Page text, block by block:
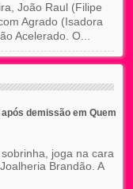
João Raul (Filipe
Agrado (Isadora
Acelerado. O...
demissão em Quem
joga na cara
Brandão. A